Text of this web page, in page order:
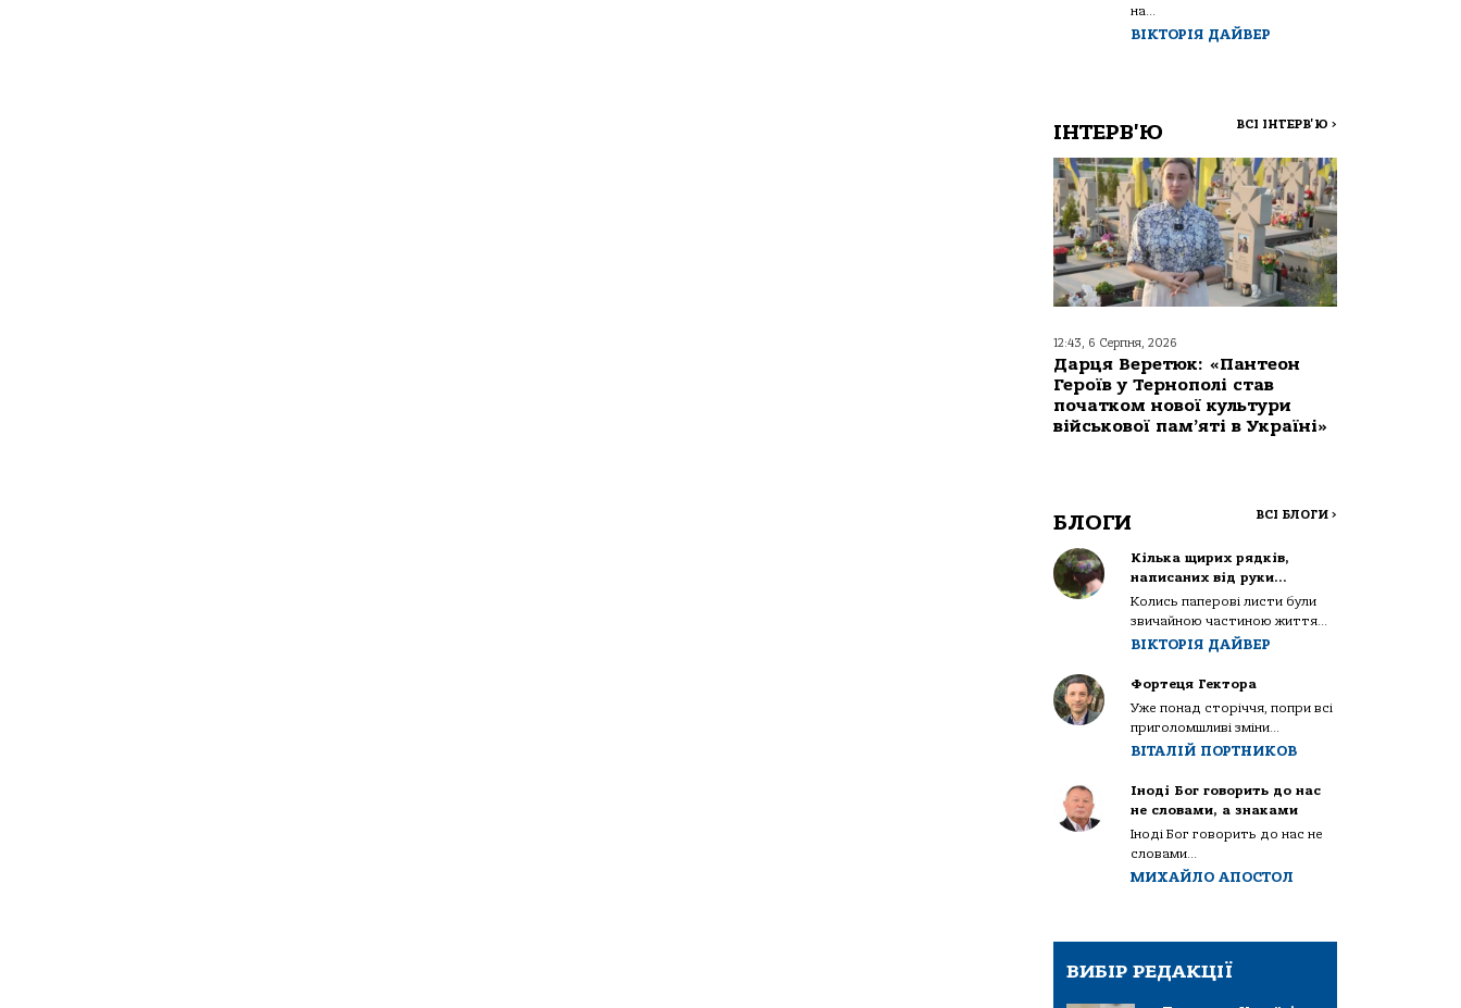
на...
ВІКТОРІЯ ДАЙВЕР
ІНТЕРВ'Ю ВСІ ІНТЕРВ'Ю >
12:43, 6 Серпня, 2026
Дарця Веретюк: «Пантеон
Героїв у Тернополі став
початком нової культури
військової пам’яті в Україні»
БЛОГИ ВСІ БЛОГИ >
Кілька щирих рядків,
написаних від руки…
Колись паперові листи були
звичайною частиною життя...
ВІКТОРІЯ ДАЙВЕР
Фортеця Гектора
Уже понад сторіччя, попри всі
приголомшливі зміни...
ВІТАЛІЙ ПОРТНИКОВ
Іноді Бог говорить до нас
не словами, а знаками
Іноді Бог говорить до нас не
словами...
МИХАЙЛО АПОСТОЛ
ВИБІР РЕДАКЦІЇ